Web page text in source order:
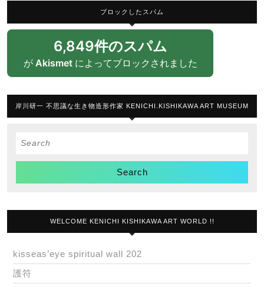
ブロックしたスパム
6,849件のスパム
が Akismetによってブロックされました
岸川研一 不思議な生き物造形作家 KENICHI.KISHIKAWA ART MUSEUM
Search
WELCOME KENICHI KISHIKAWA ART WORLD !!
kisseas’eye spiritual wall 202
護符